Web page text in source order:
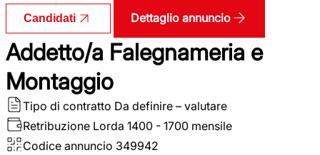
Candidati Dettaglio annuncio
Addetto/a Falegnameria e
Montaggio
Tipo di contratto Da definire – valutare
Retribuzione Lorda 1400 - 1700 mensile
Codice annuncio 349942